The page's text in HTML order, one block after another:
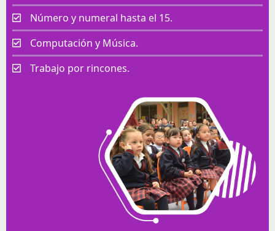
Número y numeral hasta el 15.
Computación y Música.
Trabajo por rincones.